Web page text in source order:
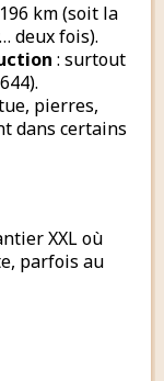
km (soit la
deux fois).
: surtout
pierres,
dans certains
XXL où
parfois au